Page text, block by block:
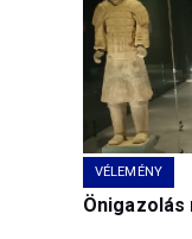
VÉLEMÉNY